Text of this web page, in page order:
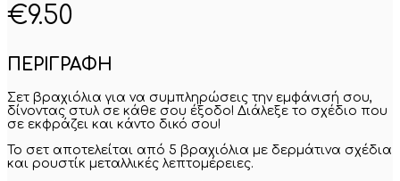
€9.50
ΠΕΡΙΓΡΑΦΗ
Σετ βραχιόλια για να συμπληρώσεις την εμφάνισή σου,
δίνοντας στυλ σε κάθε σου έξοδο! Διάλεξε το σχέδιο που
σε εκφράζει και κάντο δικό σου!
Το σετ αποτελείται από 5 βραχιόλια με δερμάτινα σχέδια
και ρουστίκ μεταλλικές λεπτομέρειες.